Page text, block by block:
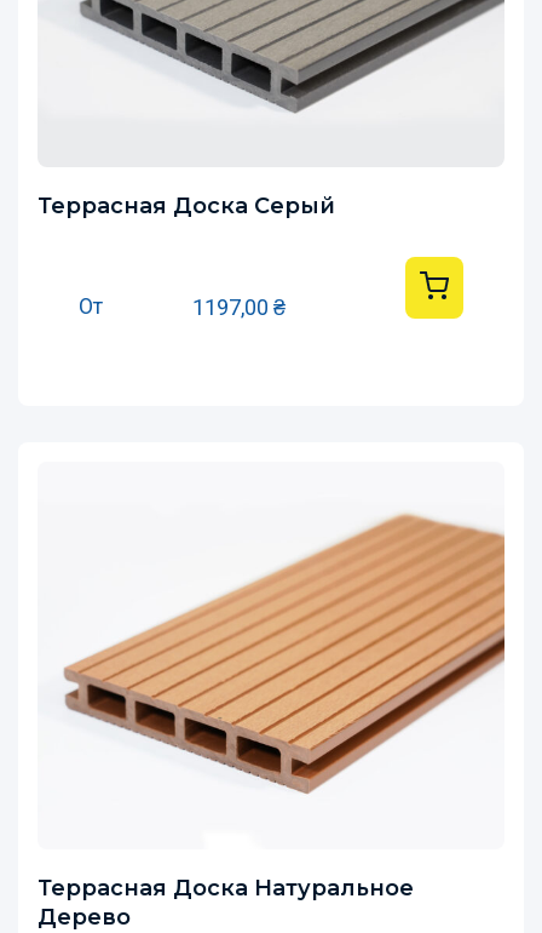
Террасная Доска Серый
От 1197,00 ₴
Террасная Доска Натуральное
Дерево